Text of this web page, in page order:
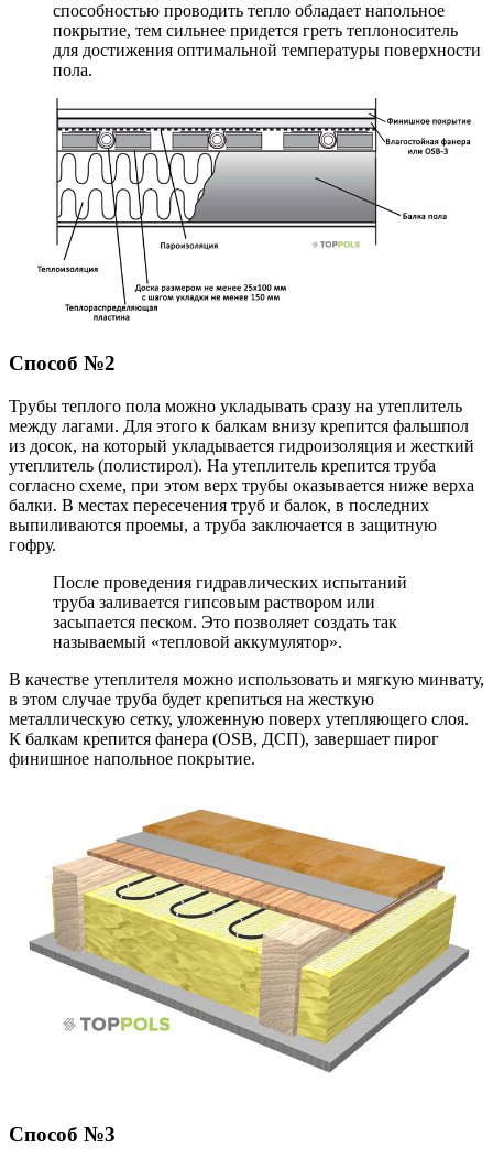
способностью проводить тепло обладает напольное
покрытие, тем сильнее придется греть теплоноситель
для достижения оптимальной температуры поверхности
пола.
Способ №2
Трубы теплого пола можно укладывать сразу на утеплитель
между лагами. Для этого к балкам внизу крепится фальшпол
из досок, на который укладывается гидроизоляция и жесткий
утеплитель (полистирол). На утеплитель крепится труба
согласно схеме, при этом верх трубы оказывается ниже верха
балки. В местах пересечения труб и балок, в последних
выпиливаются проемы, а труба заключается в защитную
гофру.
После проведения гидравлических испытаний
труба заливается гипсовым раствором или
засыпается песком. Это позволяет создать так
называемый «тепловой аккумулятор».
В качестве утеплителя можно использовать и мягкую минвату,
в этом случае труба будет крепиться на жесткую
металлическую сетку, уложенную поверх утепляющего слоя.
К балкам крепится фанера (OSB, ДСП), завершает пирог
финишное напольное покрытие.
Способ №3